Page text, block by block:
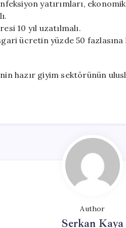
yatırımları,
10 yıl uzatılmalı.
ücretin yüzde 50
hazır giyim sektörünün
Author
Serkan Kaya